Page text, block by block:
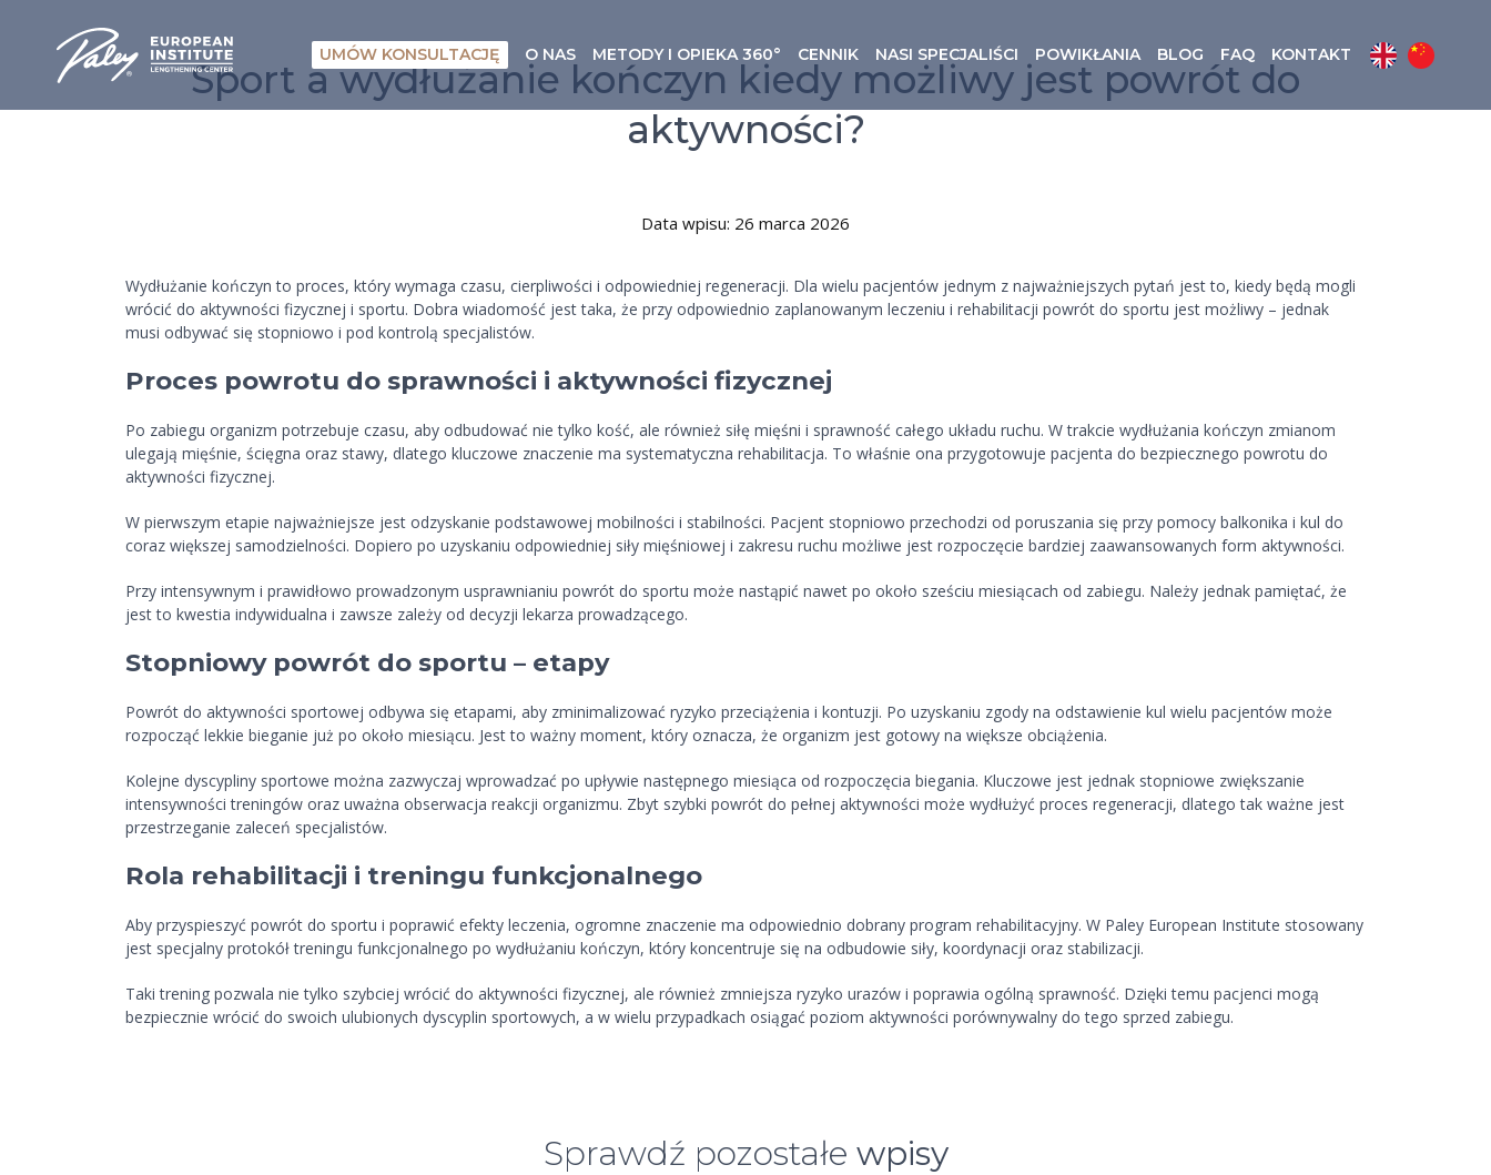
UMÓW KONSULTACJĘ O NAS METODY I OPIEKA 360° CENNIK NASI SPECJALIŚCI POWIKŁANIA BLOG FAQ KONTAKT
Sport a wydłużanie kończyn kiedy możliwy jest powrót do
aktywności?
Data wpisu: 26 marca 2026
Wydłużanie kończyn to proces, który wymaga czasu, cierpliwości i odpowiedniej regeneracji. Dla wielu pacjentów jednym z najważniejszych pytań jest to, kiedy będą mogli
wrócić do aktywności fizycznej i sportu. Dobra wiadomość jest taka, że przy odpowiednio zaplanowanym leczeniu i rehabilitacji powrót do sportu jest możliwy – jednak
musi odbywać się stopniowo i pod kontrolą specjalistów.
Proces powrotu do sprawności i aktywności fizycznej
Po zabiegu organizm potrzebuje czasu, aby odbudować nie tylko kość, ale również siłę mięśni i sprawność całego układu ruchu. W trakcie wydłużania kończyn zmianom
ulegają mięśnie, ścięgna oraz stawy, dlatego kluczowe znaczenie ma systematyczna rehabilitacja. To właśnie ona przygotowuje pacjenta do bezpiecznego powrotu do
aktywności fizycznej.
W pierwszym etapie najważniejsze jest odzyskanie podstawowej mobilności i stabilności. Pacjent stopniowo przechodzi od poruszania się przy pomocy balkonika i kul do
coraz większej samodzielności. Dopiero po uzyskaniu odpowiedniej siły mięśniowej i zakresu ruchu możliwe jest rozpoczęcie bardziej zaawansowanych form aktywności.
Przy intensywnym i prawidłowo prowadzonym usprawnianiu powrót do sportu może nastąpić nawet po około sześciu miesiącach od zabiegu. Należy jednak pamiętać, że
jest to kwestia indywidualna i zawsze zależy od decyzji lekarza prowadzącego.
Stopniowy powrót do sportu – etapy
Powrót do aktywności sportowej odbywa się etapami, aby zminimalizować ryzyko przeciążenia i kontuzji. Po uzyskaniu zgody na odstawienie kul wielu pacjentów może
rozpocząć lekkie bieganie już po około miesiącu. Jest to ważny moment, który oznacza, że organizm jest gotowy na większe obciążenia.
Kolejne dyscypliny sportowe można zazwyczaj wprowadzać po upływie następnego miesiąca od rozpoczęcia biegania. Kluczowe jest jednak stopniowe zwiększanie
intensywności treningów oraz uważna obserwacja reakcji organizmu. Zbyt szybki powrót do pełnej aktywności może wydłużyć proces regeneracji, dlatego tak ważne jest
przestrzeganie zaleceń specjalistów.
Rola rehabilitacji i treningu funkcjonalnego
Aby przyspieszyć powrót do sportu i poprawić efekty leczenia, ogromne znaczenie ma odpowiednio dobrany program rehabilitacyjny. W Paley European Institute stosowany
jest specjalny protokół treningu funkcjonalnego po wydłużaniu kończyn, który koncentruje się na odbudowie siły, koordynacji oraz stabilizacji.
Taki trening pozwala nie tylko szybciej wrócić do aktywności fizycznej, ale również zmniejsza ryzyko urazów i poprawia ogólną sprawność. Dzięki temu pacjenci mogą
bezpiecznie wrócić do swoich ulubionych dyscyplin sportowych, a w wielu przypadkach osiągać poziom aktywności porównywalny do tego sprzed zabiegu.
Sprawdź pozostałe wpisy